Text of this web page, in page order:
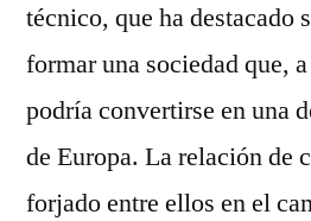
técnico, que ha destacado
formar una sociedad que,
podría convertirse en una
de Europa. La relación de
forjado entre ellos en el